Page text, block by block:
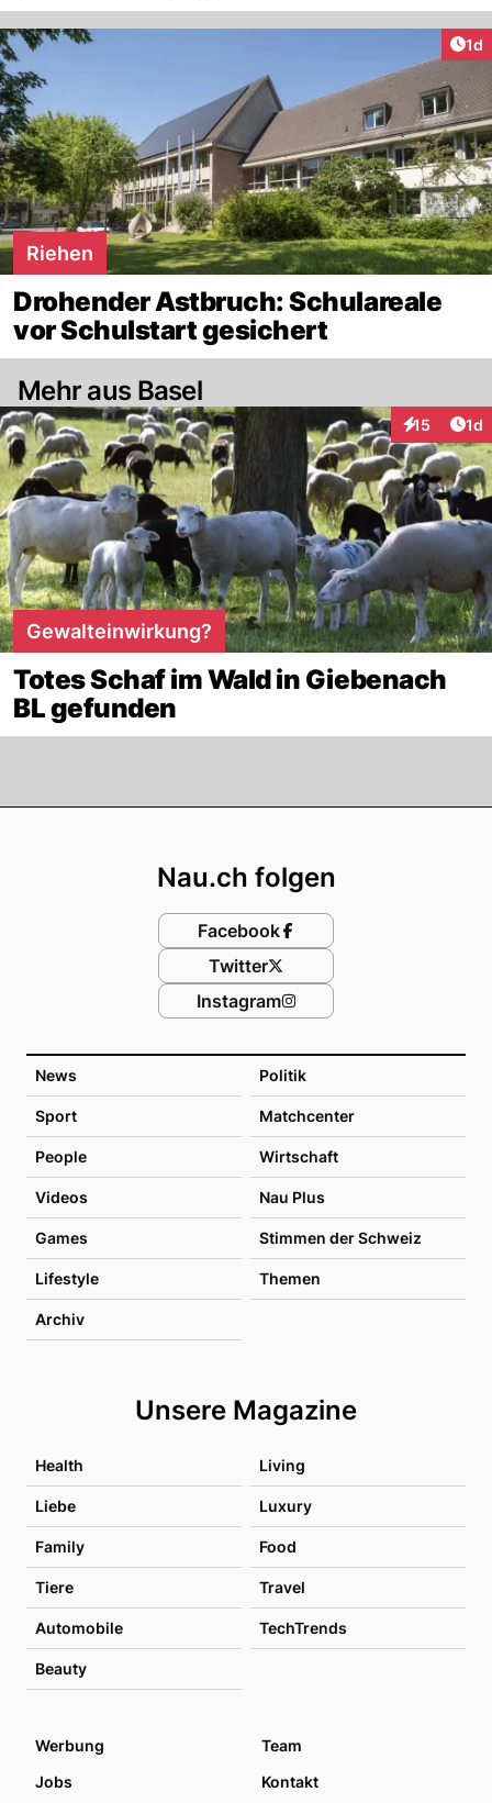
1d
Riehen
Drohender Astbruch: Schulareale
vor Schulstart gesichert
Mehr aus Basel
15 1d
Gewalteinwirkung?
Totes Schaf im Wald in Giebenach
BL gefunden
News Politik
Sport Matchcenter
People Wirtschaft
Videos Nau Plus
Games Stimmen der Schweiz
Lifestyle Themen
Archiv
Unsere Magazine
Health Living
Liebe Luxury
Family Food
Tiere Travel
Automobile TechTrends
Beauty
Nau.ch folgen
Facebook
Twitter
Instagram
Werbung
Team
Jobs
Kontakt